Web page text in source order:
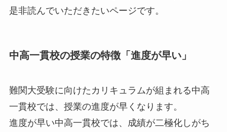
是非読んでいただきたいページです。
中高一貫校の授業の特徴「進度が早い」
難関大受験に向けたカリキュラムが組まれる中高
一貫校では、授業の進度が早くなります。
進度が早い中高一貫校では、成績が二極化しがち